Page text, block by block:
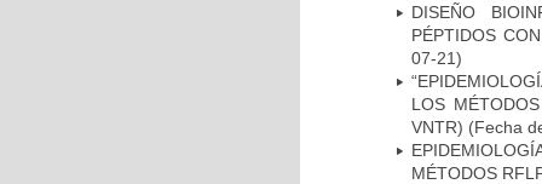
DISEÑO
PÉPTIDOS
07-21)
LOS
VNTR) (Fecha
MÉTODOS